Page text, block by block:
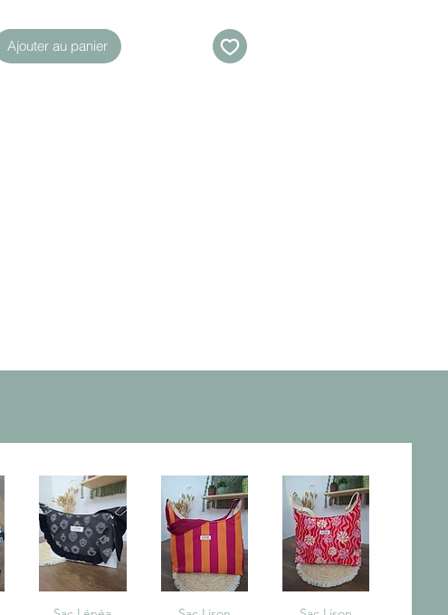
Ajouter au panier